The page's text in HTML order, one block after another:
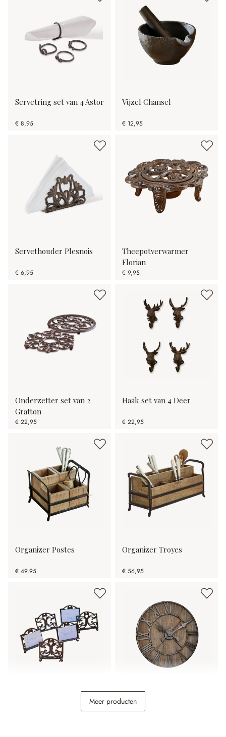
Servetring set van 4 Astor
€ 8,95
Vijzel Chansel
€ 12,95
Servethouder Plesnois
€ 6,95
Theepotverwarmer
Florian
€ 9,95
Onderzetter set van 2
Gratton
€ 22,95
Haak set van 4 Deer
€ 22,95
Organizer Postes
€ 49,95
Organizer Troyes
€ 56,95
Kaartjeshouder set van 6
Klok Caldwell
Meer producten